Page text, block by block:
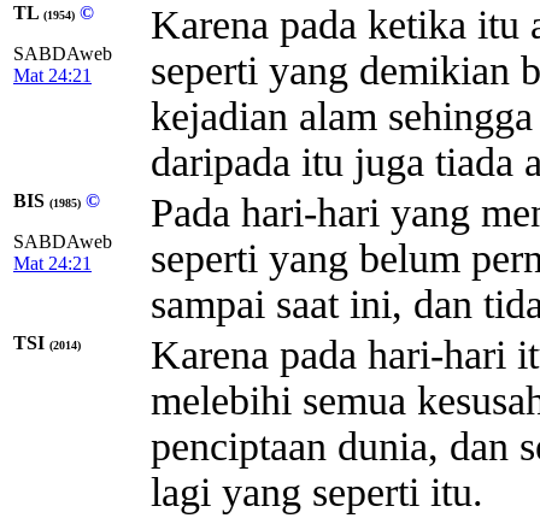
TL (1954) ©
SABDAweb
Mat 24:21
Karena pada ketika itu
seperti yang demikian
kejadian alam
daripada itu juga tiada
BIS (1985) ©
SABDAweb
Mat 24:21
Pada hari-hari yang
seperti yang belum
sampai saat ini, dan
TSI (2014)
Karena pada hari-hari
melebihi semua
penciptaan dunia, dan
lagi yang seperti itu.